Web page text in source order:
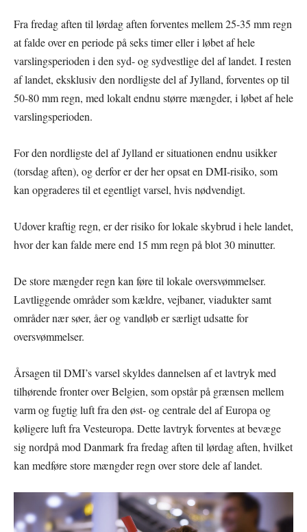
Fra fredag aften til lørdag aften forventes mellem 25-35 mm regn
at falde over en periode på seks timer eller i løbet af hele
varslingsperioden i den syd- og sydvestlige del af landet. I resten
af landet, eksklusiv den nordligste del af Jylland, forventes op til
50-80 mm regn, med lokalt endnu større mængder, i løbet af hele
varslingsperioden.
For den nordligste del af Jylland er situationen endnu usikker
(torsdag aften), og derfor er der her opsat en DMI-risiko, som
kan opgraderes til et egentligt varsel, hvis nødvendigt.
Udover kraftig regn, er der risiko for lokale skybrud i hele landet,
hvor der kan falde mere end 15 mm regn på blot 30 minutter.
De store mængder regn kan føre til lokale oversvømmelser.
Lavtliggende områder som kældre, vejbaner, viadukter samt
områder nær søer, åer og vandløb er særligt udsatte for
oversvømmelser.
Årsagen til DMI’s varsel skyldes dannelsen af et lavtryk med
tilhørende fronter over Belgien, som opstår på grænsen mellem
varm og fugtig luft fra den øst- og centrale del af Europa og
køligere luft fra Vesteuropa. Dette lavtryk forventes at bevæge
sig nordpå mod Danmark fra fredag aften til lørdag aften, hvilket
kan medføre store mængder regn over store dele af landet.